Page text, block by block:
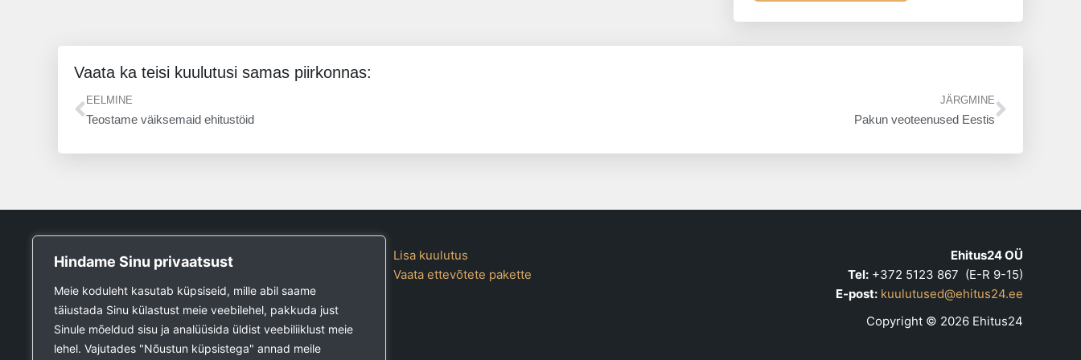
Hindame Sinu privaatsust
Meie koduleht kasutab küpsiseid, mille abil saame
täiustada Sinu külastust meie veebilehel, pakkuda just
Sinule mõeldud sisu ja analüüsida üldist veebiliiklust meie
lehel. Vajutades "Nõustun küpsistega" annad meile
Vaata ka teisi kuulutusi samas piirkonnas:
Prev
EELMINE
Teostame väiksemaid ehitustöid
JÄRGMINE
Pakun veoteenused Eestis
Tööpank
Kuulutused
Firmad ja teenused
Ehitustööde päring
Ehitusmaterjali päring
Lisa kuulutus
Vaata ettevõtete pakette
Ehitus24 OÜ
Tel:+372 5123 867 (E-R 9-15)
E-post: kuulutused@ehitus24.ee
Copyright © 2026 Ehitus24